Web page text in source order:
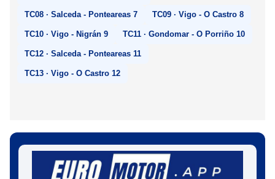
TC08 · Salceda - Ponteareas 7 TC09 · Vigo - O Castro 8
TC10 · Vigo - Nigrán 9 TC11 · Gondomar - O Porriño 10
TC12 · Salceda - Ponteareas 11
TC13 · Vigo - O Castro 12